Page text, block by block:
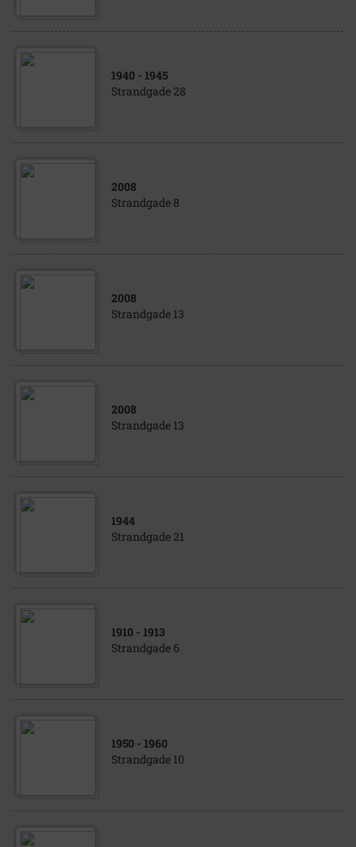
1940 - 1945
Strandgade 28
2008
Strandgade 8
2008
Strandgade 13
2008
Strandgade 13
1944
Strandgade 21
1910 - 1913
Strandgade 6
1950 - 1960
Strandgade 10